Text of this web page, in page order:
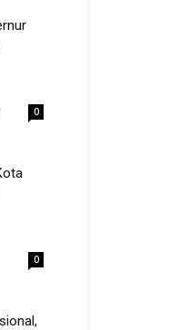
0
0